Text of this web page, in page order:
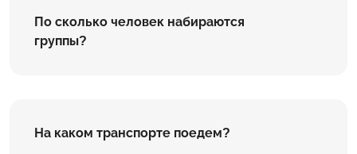
По сколько человек набираются
группы?
На каком транспорте поедем?